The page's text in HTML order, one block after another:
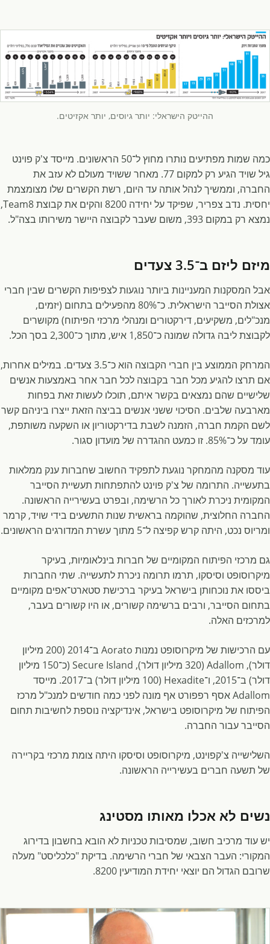
ההייטק הישראלי: יותר גיוסים, יותר אקזיטים.
כמה שמות מפתיעים נותרו מחוץ ל־50 הראשונים. מייסד צ'ק פוינט
גיל שויד הגיע רק למקום 77. מאחר ששויד מעולם לא עזב את
החברה, וממשיך לנהל אותה עד היום, רשת הקשרים שלו מצומצמת
יחסית. נדב צפריר, שפיקד על יחידה 8200 והקים את קבוצת Team8,
נמצא רק במקום 393, משום שעבר לקבוצה היישר משירותו בצה"ל.
מיזם ליזם ב־3.5 צעדים
אבל המסקנות המעניינות ביותר נוגעות לצפיפות הקשרים שבין חברי
אצולת הסייבר הישראלית. כ־80% מהפעילים בתחום (יזמים,
מנכ"לים, משקיעים, דירקטורים ומנהלי מרכזי הפיתוח) מקושרים
לקבוצת ליבה גדולה שמונה כ־1,850 איש, מתוך כ־2,300 בסך הכל.
המרחק הממוצע בין חברי הקבוצה הוא כ־3.5 צעדים. במילים אחרות,
אם תרצו להגיע מכל חבר בקבוצה לכל חבר אחר באמצעות אנשים
שלישיים שהם נמצאים בקשר איתם, תוכלו לעשות זאת בפחות
מארבעה שלבים. הסיכוי ששני אנשים בביצה הזאת ייצרו ביניהם קשר
לשם הקמת חברה, הזמנה לשבת בדירקטוריון או השקעה משותפת,
עומד על כ־85%. זו כמעט ההגדרה של מועדון סגור.
עוד מסקנה מהמחקר נוגעת לתפקיד החשוב שחברות ענק ממלאות
בתעשייה. התרומה של צ'ק פוינט להתפתחות תעשיית הסייבר
המקומית ניכרת לאורך כל הרשימה, ובפרט בעשירייה הראשונה.
החברה החלוצית, שהוקמה בראשית שנות התשעים בידי שויד, קרמר
ומריוס נכט, היתה קרש קפיצה ל־5 מתוך עשרת המדורגים הראשונים.
גם מרכזי הפיתוח המקומיים של חברות בינלאומיות, בעיקר
מיקרוסופט וסיסקו, תרמו תרומה ניכרת לתעשייה. שתי החברות
ביססו את נוכחותן בישראל בעיקר ברכישת סטארט־אפים מקומיים
בתחום הסייבר, ורבים ברשימה קשורים, או היו קשורים בעבר,
למרכזים האלה.
עם הרכישות של מיקרוסופט נמנות Aorato ב־2014 (200 מיליון
דולר), Adallom (320 מיליון דולר), Secure Island (כ־150 מיליון
דולר) ב־2015, ו־Hexadite (100 מיליון דולר) ב־2017. מייסד
Adallom אסף רפפורט אף מונה לפני כמה חודשים למנכ"ל מרכז
הפיתוח של מיקרוסופט בישראל, אינדיקציה נוספת לחשיבות תחום
הסייבר עבור החברה.
השלישייה צ'קפוינט, מיקרוסופט וסיסקו היתה צומת מרכזי בקריירה
של תשעה חברים בעשירייה הראשונה.
נשים לא אכלו מאותו מסטינג
יש עוד מרכיב חשוב, שמסיבות טכניות לא הובא בחשבון בדירוג
המקורי: העבר הצבאי של חברי הרשימה. בדיקת "כלכליסט" מעלה
שרובם הגדול הם יוצאי יחידת המודיעין 8200.